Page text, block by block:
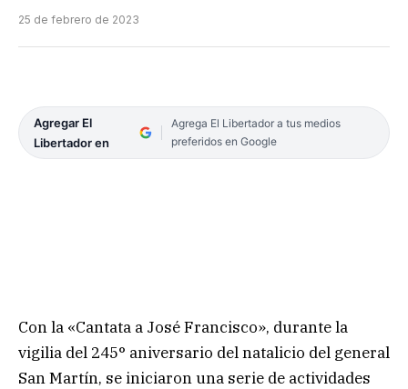
25 de febrero de 2023
Agregar El
Libertador en
Agrega El Libertador a tus medios
preferidos en Google
Con la «Cantata a José Francisco», durante la
vigilia del 245° aniversario del natalicio del general
San Martín, se iniciaron una serie de actividades